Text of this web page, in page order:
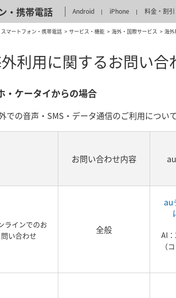
・携帯電話 Android iPhone 料金・割引
スマートフォン・携帯電話 サービス・機能 海外・国際サービス 海外
利用に関するお問い合
・ケータイからの場合
での音声・SMS・データ通信のご利用について
お問い合わせ内容
ラインでのお
問い合わせ
全般
au
AI
（